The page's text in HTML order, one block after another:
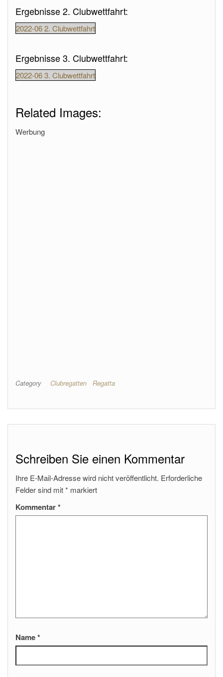
Ergebnisse 2. Clubwettfahrt:
2022-06 2. Clubwettfahrt
Ergebnisse 3. Clubwettfahrt:
2022-06 3. Clubwettfahrt
Related Images:
Werbung
Category Clubregatten Regatta
Schreiben Sie einen Kommentar
Ihre E-Mail-Adresse wird nicht veröffentlicht. Erforderliche
Felder sind mit* markiert
Kommentar*
Name*